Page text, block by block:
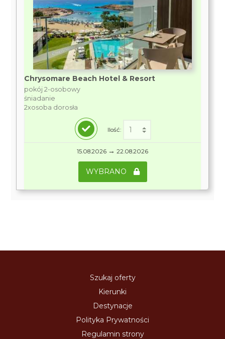
Chrysomare Beach Hotel & Resort
pokój 2-osobowy
śniadanie
2xosoba dorosła
Ilość:
15.08.2026 → 22.08.2026
WYBRANO
Szukaj oferty
Kierunki
Destynacje
Polityka Prywatności
Regulamin strony